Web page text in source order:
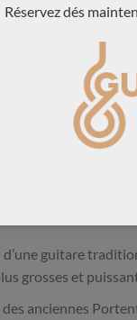
à une guitare
table avec un
Dieter Hopf:
guitare
grosses et
anciennes
Réservez dés